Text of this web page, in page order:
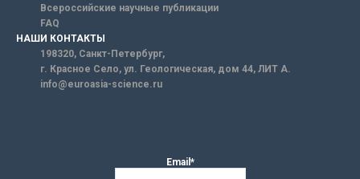
Всероссийские научные публикации
FAQ
НАШИ КОНТАКТЫ
198320, Санкт-Петербург,
г. Красное Село, ул. Геологическая, дом 44, ЛИТ А.
info@euroasia-science.ru
Email*